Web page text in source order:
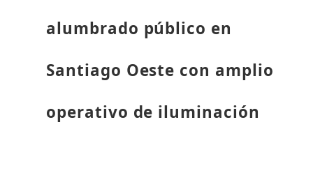
alumbrado público en
Santiago Oeste con amplio
operativo de iluminación